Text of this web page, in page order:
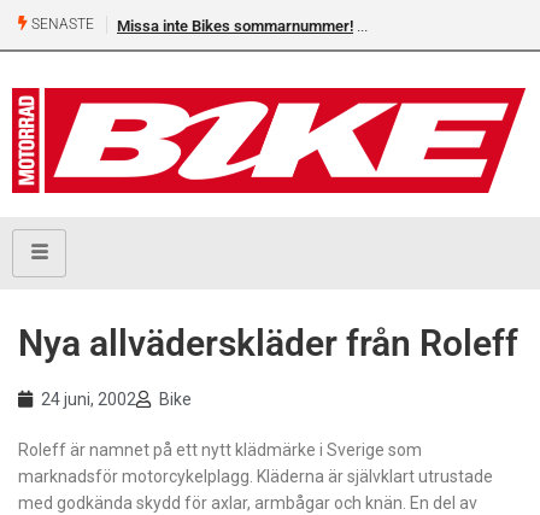
SENASTE Missa inte Bikes sommarnummer!
Nya allväderskläder från Roleff
24 juni, 2002 Bike
Roleff är namnet på ett nytt klädmärke i Sverige som
marknadsför motorcykelplagg. Kläderna är självklart utrustade
med godkända skydd för axlar, armbågar och knän. En del av